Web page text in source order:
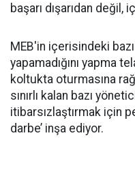
başarı dışarıdan değil,
MEB'in içerisindeki
yapamadığını yapma
koltukta oturmasına
sınırlı kalan bazı
itibarsızlaştırmak için
darbe’ inşa ediyor.